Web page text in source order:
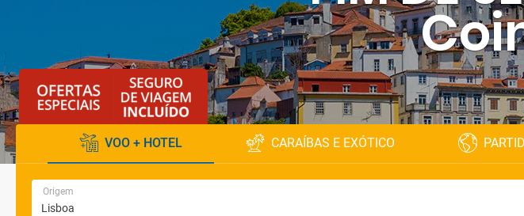
VOO + HOTEL CARAÍBAS E EXÓTICO
Origem